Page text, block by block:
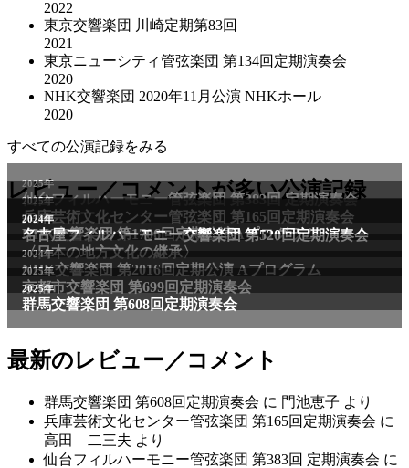
2022
東京交響楽団 川崎定期第83回
2021
東京ニューシティ管弦楽団 第134回定期演奏会
2020
NHK交響楽団 2020年11⽉公演 NHKホール
2020
すべての公演記録をみる
レビュー／コメントが多い公演記録
最新のレビュー／コメント
群馬交響楽団 第608回定期演奏会 に 門池恵子 より
兵庫芸術文化センター管弦楽団 第165回定期演奏会 に
高田 二三夫 より
仙台フィルハーモニー管弦楽団 第383回 定期演奏会 に